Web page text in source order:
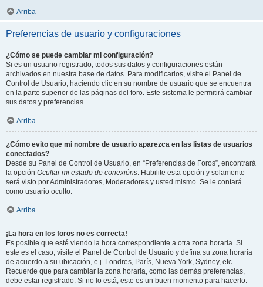
Arriba
Preferencias de usuario y configuraciones
¿Cómo se puede cambiar mi configuración?
Si es un usuario registrado, todos sus datos y configuraciones están
archivados en nuestra base de datos. Para modificarlos, visite el Panel de
Control de Usuario; haciendo clic en su nombre de usuario que se encuentra
en la parte superior de las páginas del foro. Este sistema le permitirá cambiar
sus datos y preferencias.
Arriba
¿Cómo evito que mi nombre de usuario aparezca en las listas de usuarios
conectados?
Desde su Panel de Control de Usuario, en “Preferencias de Foros”, encontrará
la opción Ocultar mi estado de conexións. Habilite esta opción y solamente
será visto por Administradores, Moderadores y usted mismo. Se le contará
como usuario oculto.
Arriba
¡La hora en los foros no es correcta!
Es posible que esté viendo la hora correspondiente a otra zona horaria. Si
este es el caso, visite el Panel de Control de Usuario y defina su zona horaria
de acuerdo a su ubicación, e.j. Londres, París, Nueva York, Sydney, etc.
Recuerde que para cambiar la zona horaria, como las demás preferencias,
debe estar registrado. Si no lo está, este es un buen momento para hacerlo.